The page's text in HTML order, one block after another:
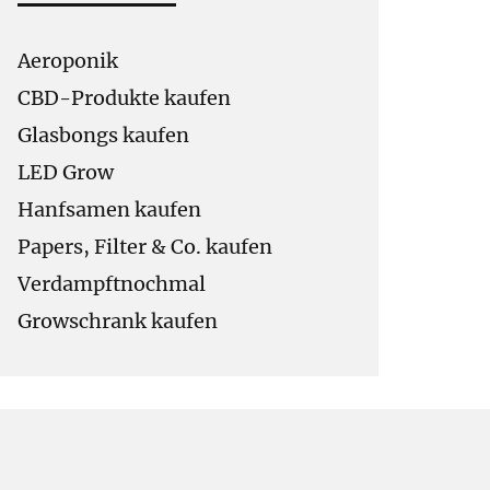
Aeroponik
CBD-Produkte kaufen
Glasbongs kaufen
LED Grow
Hanfsamen kaufen
Papers, Filter & Co. kaufen
Verdampftnochmal
Growschrank kaufen